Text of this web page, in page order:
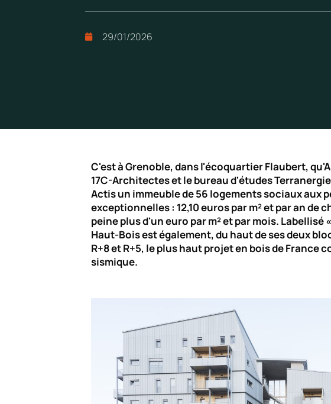
29/01/2026
C'est à Grenoble, dans l'écoquartier Flaubert,
17C-Architectes et le bureau d'études
Actis un immeuble de 56 logements sociaux aux
exceptionnelles : 12,10 euros par m² et par an de
peine plus d'un euro par m² et par mois. Labellisé
Haut-Bois est également, du haut de ses deux
R+8 et R+5, le plus haut projet en bois de France
sismique.